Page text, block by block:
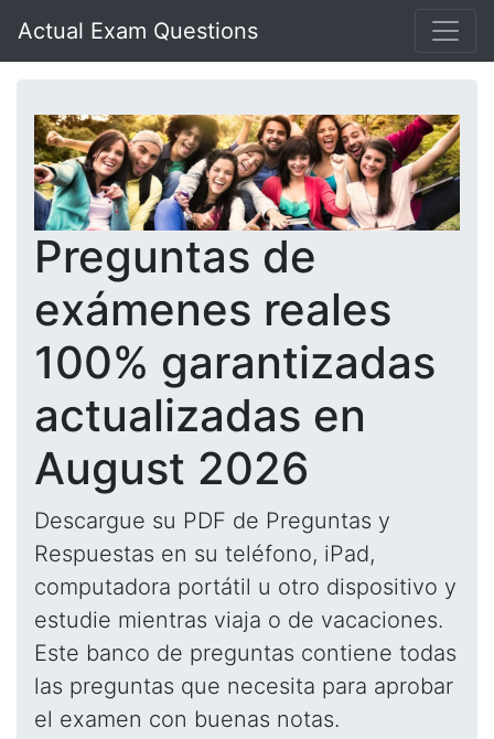
Actual Exam Questions
Preguntas de
exámenes reales
100% garantizadas
actualizadas en
August 2026
Descargue su PDF de Preguntas y
Respuestas en su teléfono, iPad,
computadora portátil u otro dispositivo y
estudie mientras viaja o de vacaciones.
Este banco de preguntas contiene todas
las preguntas que necesita para aprobar
el examen con buenas notas.